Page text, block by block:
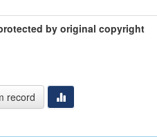
by original copyright
record